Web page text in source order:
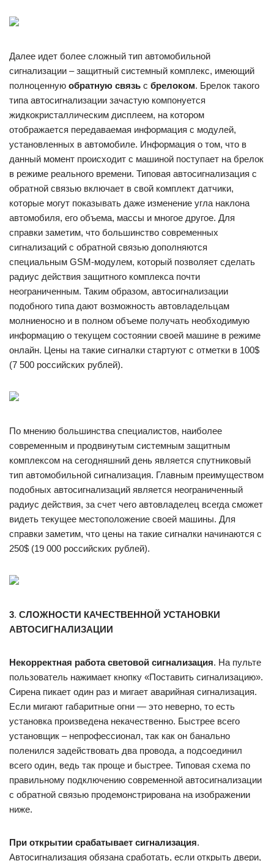
Далее идет более сложный тип автомобильной
сигнализации – защитный системный комплекс, имеющий
полноценную обратную связь с брелоком. Брелок такого
типа автосигнализации зачастую компонуется
жидкокристаллическим дисплеем, на котором
отображается передаваемая информация с модулей,
установленных в автомобиле. Информация о том, что в
данный момент происходит с машиной поступает на брелок
в режиме реального времени. Типовая автосигнализация с
обратной связью включает в свой комплект датчики,
которые могут показывать даже изменение угла наклона
автомобиля, его объема, массы и многое другое. Для
справки заметим, что большинство современных
сигнализаций с обратной связью дополняются
специальным GSM-модулем, который позволяет сделать
радиус действия защитного комплекса почти
неограниченным. Таким образом, автосигнализации
подобного типа дают возможность автовладельцам
молниеносно и в полном объеме получать необходимую
информацию о текущем состоянии своей машине в режиме
онлайн. Цены на такие сигналки стартуют с отметки в 100$
(7 500 российских рублей).
По мнению большинства специалистов, наиболее
современным и продвинутым системным защитным
комплексом на сегодняшний день является спутниковый
тип автомобильной сигнализация. Главным преимуществом
подобных автосигнализаций является неограниченный
радиус действия, за счет чего автовладелец всегда сможет
видеть текущее местоположение своей машины. Для
справки заметим, что цены на такие сигналки начинаются с
250$ (19 000 российских рублей).
3. СЛОЖНОСТИ КАЧЕСТВЕННОЙ УСТАНОВКИ
АВТОСИГНАЛИЗАЦИИ
Некорректная работа световой сигнализация. На пульте
пользователь нажимает кнопку «Поставить сигнализацию».
Сирена пикает один раз и мигает аварийная сигнализация.
Если мигают габаритные огни — это неверно, то есть
установка произведена некачественно. Быстрее всего
установщик – непрофессионал, так как он банально
поленился задействовать два провода, а подсоединил
всего один, ведь так проще и быстрее. Типовая схема по
правильному подключению современной автосигнализации
с обратной связью продемонстрирована на изображении
ниже.
При открытии срабатывает сигнализация.
Автосигнализация обязана сработать, если открыть двери,